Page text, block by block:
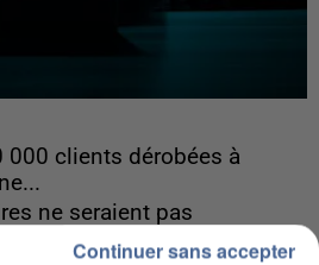
000 clients dérobées à
ne seraient pas
Continuer sans accepter